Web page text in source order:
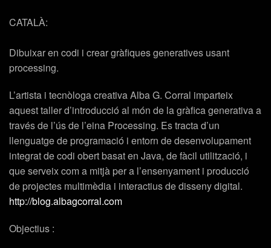
CATALÀ:
Dibuixar en codi i crear gràfiques generatives usant
processing.
L’artista i tecnòloga creativa Alba G. Corral imparteix
aquest taller d’introducció al món de la gràfica generativa a
través de l’ús de l’eina Processing. Es tracta d’un
llenguatge de programació i entorn de desenvolupament
integrat de codi obert basat en Java, de fàcil utilització, i
que serveix com a mitjà per a l’ensenyament i producció
de projectes multimèdia i interactius de disseny digital.
http://blog.albagcorral.com
Objectius :